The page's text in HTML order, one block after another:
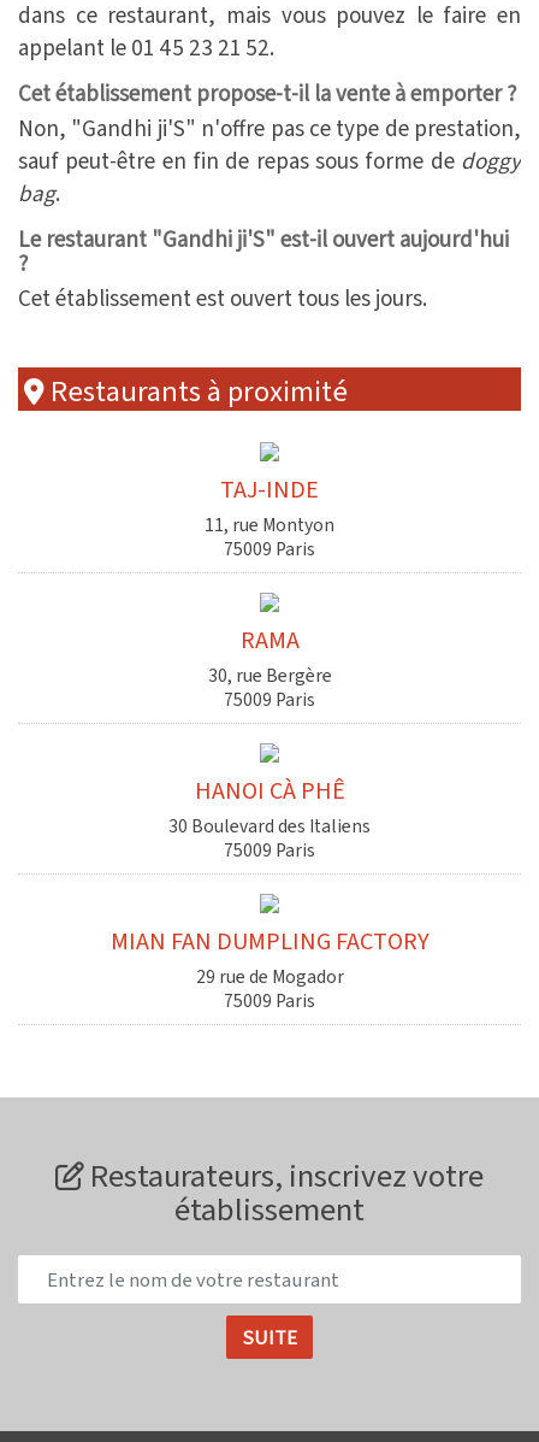
dans ce restaurant, mais vous pouvez le faire en
appelant le 01 45 23 21 52.
Cet établissement propose-t-il la vente à emporter ?
Non, "Gandhi ji'S" n'offre pas ce type de prestation,
sauf peut-être en fin de repas sous forme de doggy
bag.
Le restaurant "Gandhi ji'S" est-il ouvert aujourd'hui
?
Cet établissement est ouvert tous les jours.
Restaurants à proximité
TAJ-INDE
11, rue Montyon
75009 Paris
RAMA
30, rue Bergère
75009 Paris
HANOI CÀ PHÊ
30 Boulevard des Italiens
75009 Paris
MIAN FAN DUMPLING FACTORY
29 rue de Mogador
75009 Paris
Restaurateurs, inscrivez votre
établissement